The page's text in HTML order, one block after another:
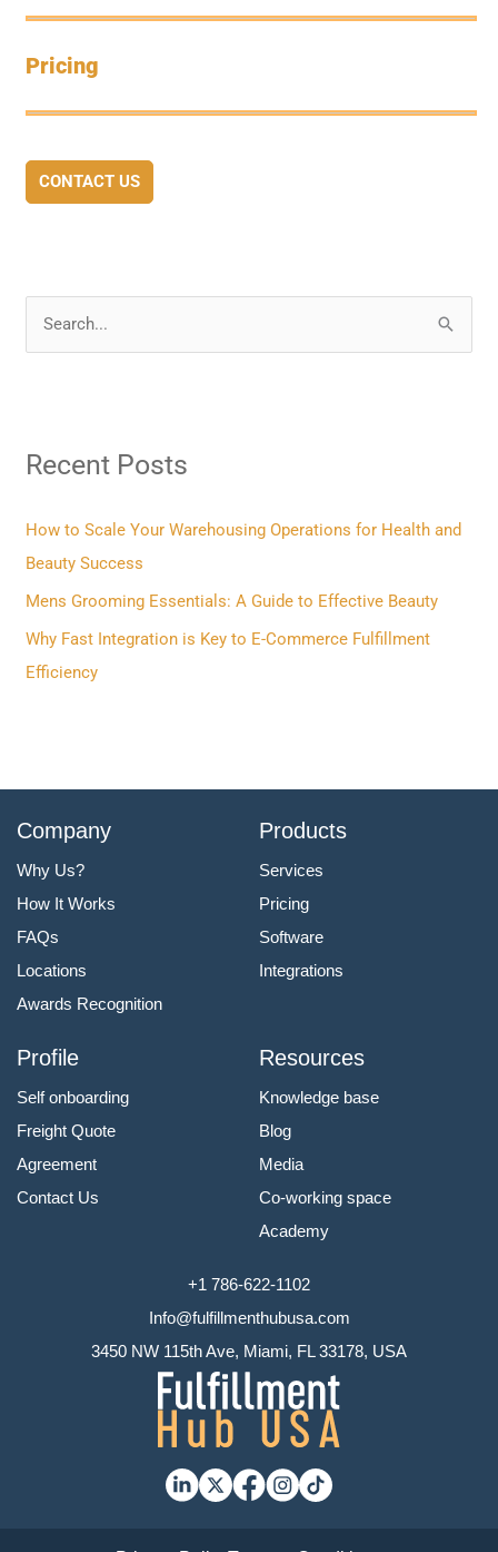
Pricing
CONTACT US
c
f
o
r
:
Recent Posts
How to Scale Your Warehousing Operations for Health and
Beauty Success
Mens Grooming Essentials: A Guide to Effective Beauty
Why Fast Integration is Key to E-Commerce Fulfillment
Efficiency
Company
Why Us?
How It Works
FAQs
Locations
Awards Recognition
Products
Services
Pricing
Software
Integrations
Profile
Self onboarding
Freight Quote
Agreement
Contact Us
Resources
Knowledge base
Blog
Media
Co-working space
Academy
+1 786-622-1102
Info@fulfillmenthubusa.com
3450 NW 115th Ave, Miami, FL 33178, USA